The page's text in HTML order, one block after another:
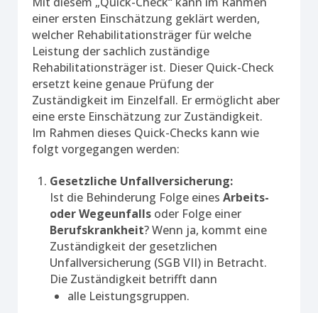
einer ersten Einschätzung geklärt werden,
welcher Rehabilitationsträger für welche
Leistung der sachlich zuständige
Rehabilitationsträger ist. Dieser Quick-Check
ersetzt keine genaue Prüfung der
Zuständigkeit im Einzelfall. Er ermöglicht aber
eine erste Einschätzung zur Zuständigkeit.
Im Rahmen dieses Quick-Checks kann wie
folgt vorgegangen werden:
Gesetzliche Unfallversicherung:
Ist die Behinderung Folge eines Arbeits-
oder Wegeunfalls oder Folge einer
Berufskrankheit? Wenn ja, kommt eine
Zuständigkeit der gesetzlichen
Unfallversicherung (SGB VII) in Betracht.
Die Zuständigkeit betrifft dann
alle Leistungsgruppen.